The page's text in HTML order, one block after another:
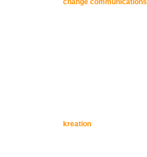
change communications
kreation